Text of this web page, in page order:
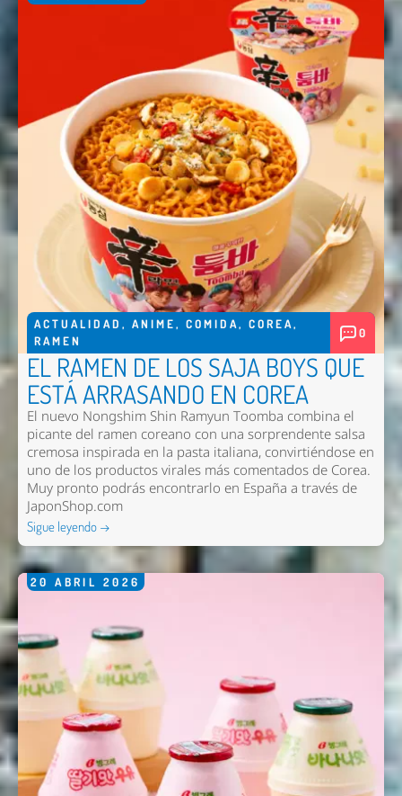
ACTUALIDAD , ANIME, COMIDA, COREA,
RAMEN
0
EL RAMEN DE LOS SAJA BOYS QUE
ESTÁ ARRASANDO EN COREA
El nuevo Nongshim Shin Ramyun Toomba combina el
picante del ramen coreano con una sorprendente salsa
cremosa inspirada en la pasta italiana, convirtiéndose en
uno de los productos virales más comentados de Corea.
Muy pronto podrás encontrarlo en España a través de
JaponShop.com
Sigue leyendo →
20 ABRIL 2026